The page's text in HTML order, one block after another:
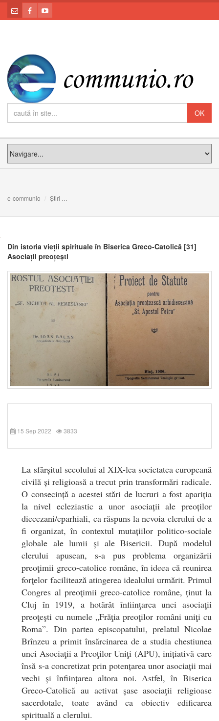
e-communio Știri
Din istoria vieții spirituale în Biserica Greco-Catolică [31]
Asociații preoțești
15 Sep 2022 3833
La sfârșitul secolului al XIX-lea societatea europeană
civilă și religioasă a trecut prin transformări radicale.
O consecință a acestei stări de lucruri a fost apariția
la nivel ecleziastic a unor asociații ale preoților
diecezani/eparhiali, ca răspuns la nevoia clerului de a
fi organizat, în contextul mutațiilor politico-sociale
globale ale lumii și ale Bisericii. După modelul
clerului apusean, s-a pus problema organizării
preoţimii greco-catolice române, în ideea că reunirea
forţelor facilitează atingerea idealului urmărit. Primul
Congres al preoţimii greco-catolice române, ţinut la
Cluj în 1919, a hotărât înfiinţarea unei asociaţii
preoţeşti cu numele „Frăţia preoţilor români uniţi cu
Roma”. Din partea episcopatului, prelatul Nicolae
Brînzeu a primit însărcinarea de a studia chestiunea
unei Asociaţii a Preoţilor Uniţi (APU), inițiativă care
însă s-a concretizat prin potențarea unor asociații mai
vechi și înființarea altora noi. Astfel, în Biserica
Greco-Catolică au activat șase asociaţii religioase
sacerdotale, toate având ca obiectiv edificarea
spirituală a clerului.